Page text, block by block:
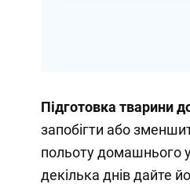
Підготовка тварини
запобігти або
польоту домашнього
декілька днів дайте